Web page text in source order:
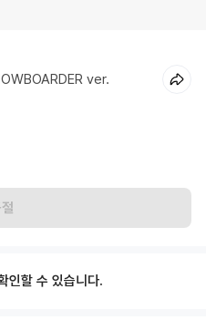
ver.
인할 수 있습니다.